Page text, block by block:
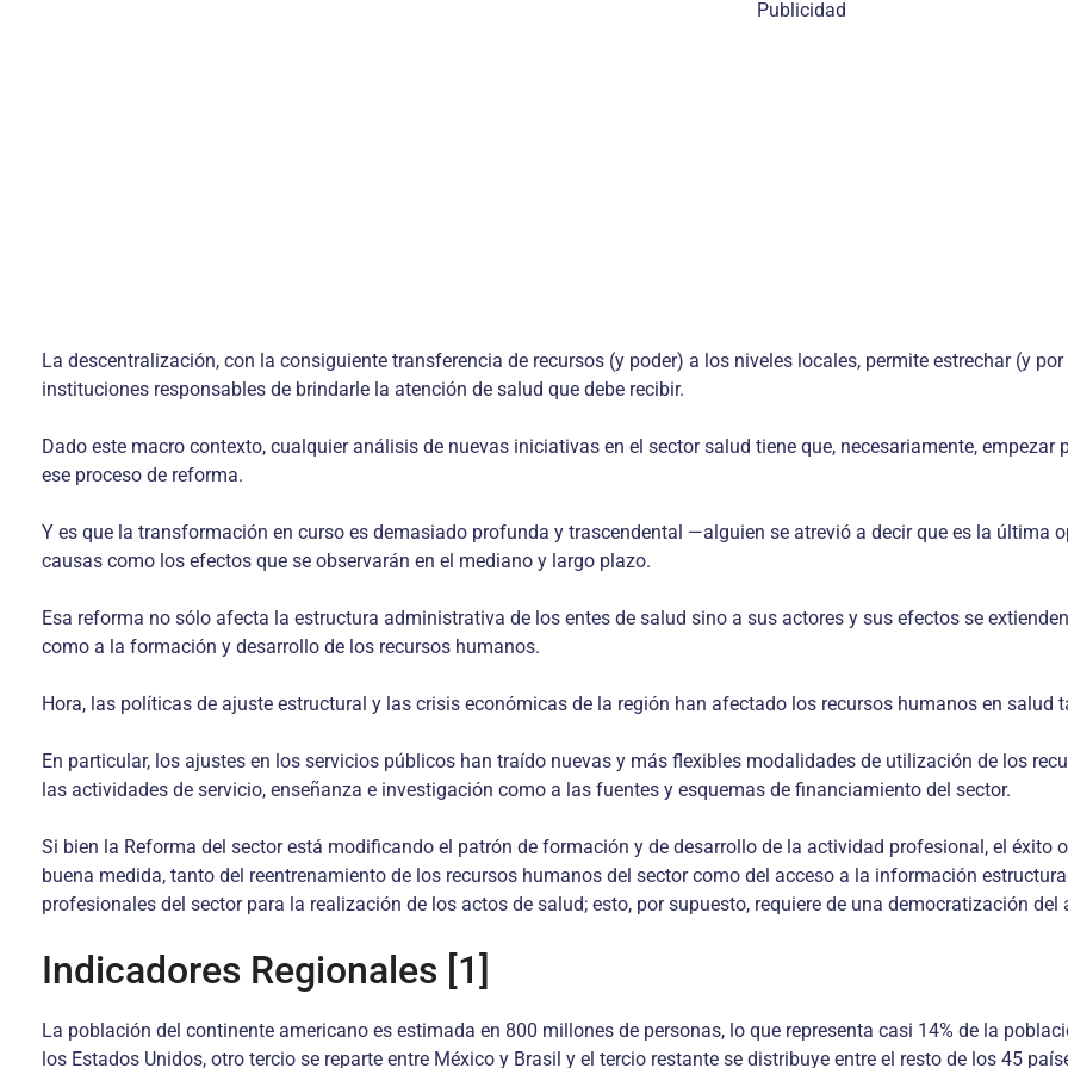
Publicidad
La descentralización, con la consiguiente transferencia de recursos (y poder) a los niveles locales, permite estrechar (y
instituciones responsables de brindarle la atención de salud que debe recibir.
Dado este macro contexto, cualquier análisis de nuevas iniciativas en el sector salud tiene que, necesariamente,
ese proceso de reforma.
Y es que la transformación en curso es demasiado profunda y trascendental —alguien se atrevió a decir que es la
causas como los efectos que se observarán en el mediano y largo plazo.
Esa reforma no sólo afecta la estructura administrativa de los entes de salud sino a sus actores y sus efectos se
como a la formación y desarrollo de los recursos humanos.
Hora, las políticas de ajuste estructural y las crisis económicas de la región han afectado los recursos humanos en
En particular, los ajustes en los servicios públicos han traído nuevas y más flexibles modalidades de utilización de los
las actividades de servicio, enseñanza e investigación como a las fuentes y esquemas de financiamiento del sector.
Si bien la Reforma del sector está modificando el patrón de formación y de desarrollo de la actividad profesional, el
buena medida, tanto del reentrenamiento de los recursos humanos del sector como del acceso a la información
profesionales del sector para la realización de los actos de salud; esto, por supuesto, requiere de una democratización del
Indicadores Regionales [1]
La población del continente americano es estimada en 800 millones de personas, lo que representa casi 14% de la
los Estados Unidos, otro tercio se reparte entre México y Brasil y el tercio restante se distribuye entre el resto de los 45